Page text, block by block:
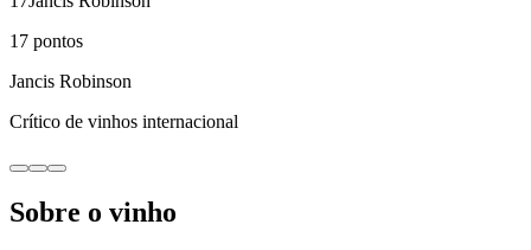
17 pontos
Jancis Robinson
Crítico de vinhos internacional
Sobre o vinho